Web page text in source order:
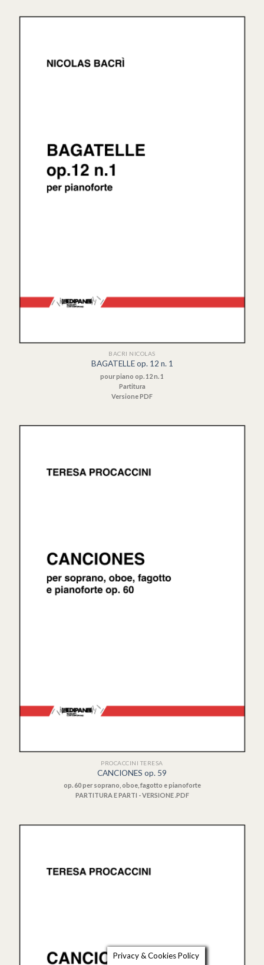
BACRI NICOLAS
BAGATELLE op. 12 n. 1
pour piano op. 12 n. 1
Partitura
Versione PDF
PROCACCINI TERESA
CANCIONES op. 59
op. 60 per soprano, oboe, fagotto e pianoforte
PARTITURA E PARTI - VERSIONE .PDF
Privacy & Cookies Policy